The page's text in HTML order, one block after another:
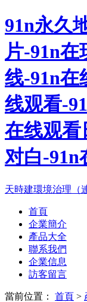
91n永久
片-91n在
线-91n在
线观看-
在线观看
对白-91n
天時建環境治理（
首頁
企業簡介
產品大全
聯系我們
企業信息
訪客留言
當前位置： 首頁 >